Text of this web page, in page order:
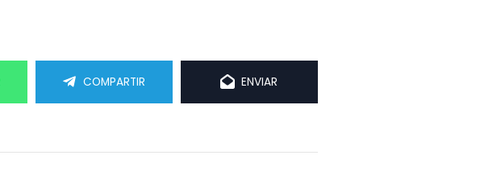
COMPARTIR ENVIAR